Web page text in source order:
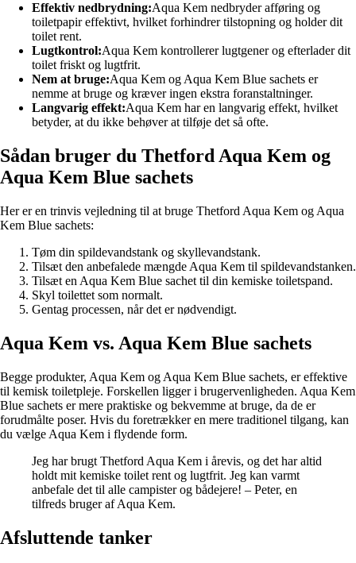
Effektiv nedbrydning:Aqua Kem nedbryder afføring og
toiletpapir effektivt, hvilket forhindrer tilstopning og holder dit
toilet rent.
Lugtkontrol:Aqua Kem kontrollerer lugtgener og efterlader dit
toilet friskt og lugtfrit.
Nem at bruge:Aqua Kem og Aqua Kem Blue sachets er
nemme at bruge og kræver ingen ekstra foranstaltninger.
Langvarig effekt:Aqua Kem har en langvarig effekt, hvilket
betyder, at du ikke behøver at tilføje det så ofte.
Sådan bruger du Thetford Aqua Kem og
Aqua Kem Blue sachets
Her er en trinvis vejledning til at bruge Thetford Aqua Kem og Aqua
Kem Blue sachets:
Tøm din spildevandstank og skyllevandstank.
Tilsæt den anbefalede mængde Aqua Kem til spildevandstanken.
Tilsæt en Aqua Kem Blue sachet til din kemiske toiletspand.
Skyl toilettet som normalt.
Gentag processen, når det er nødvendigt.
Aqua Kem vs. Aqua Kem Blue sachets
Begge produkter, Aqua Kem og Aqua Kem Blue sachets, er effektive
til kemisk toiletpleje. Forskellen ligger i brugervenligheden. Aqua Kem
Blue sachets er mere praktiske og bekvemme at bruge, da de er
forudmålte poser. Hvis du foretrækker en mere traditionel tilgang, kan
du vælge Aqua Kem i flydende form.
Jeg har brugt Thetford Aqua Kem i årevis, og det har altid
holdt mit kemiske toilet rent og lugtfrit. Jeg kan varmt
anbefale det til alle campister og bådejere! – Peter, en
tilfreds bruger af Aqua Kem.
Afsluttende tanker